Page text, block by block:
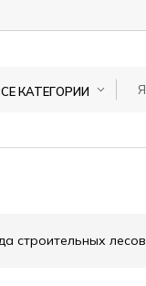
КАТЕГОРИИ
строительных лесов